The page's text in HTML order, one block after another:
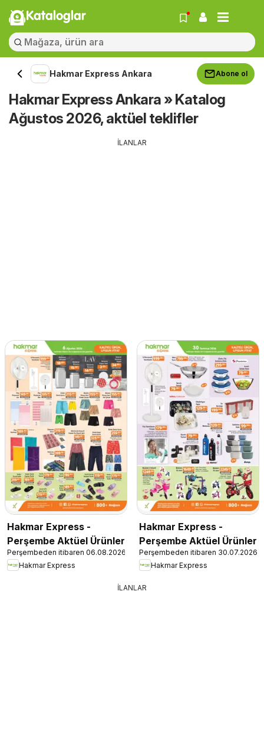
Kataloglar
Hakmar Express Ankara Abone ol
Hakmar Express Ankara » Katalog
Ağustos 2026, aktüel teklifler
İLANLAR
Hakmar Express -
Perşembe Aktüel Ürünler
Perşembeden itibaren 06.08.2026
Hakmar Express
Hakmar Express -
Perşembe Aktüel Ürünler
Perşembeden itibaren 30.07.2026
Hakmar Express
İLANLAR